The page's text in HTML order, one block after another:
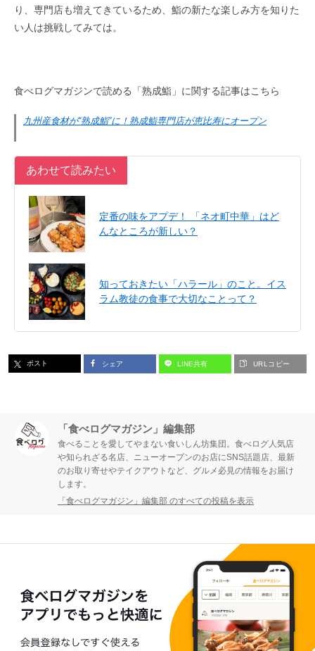
り、専門店も増えてきているため、鮨の新たな楽しみ方を知りた
い人は挑戦してみては。
食べログマガジンで読める「熟成鮨」に関する記事はこちら
九州産食材が“熟成鮨”に！熟成鮨専門店が恵比寿にオープン
あわせて読みたい
定番の味をアプデ！ 「ネオ町中華」はど
んなところが新しい？
知っておきたい「ハラール」のこと。イス
ラム教徒の食事で大切なことって？
ポスト シェア LINE共有 URLコピー
「食べログマガジン」編集部
食べることを愛してやまない食いしん坊集団。食べログ人気店
や知られざる名店、ニューオープンのお店にSNS話題店、最新
のお取り寄せやテイクアウトなど、グルメ必見の情報をお届け
します。
「食べログマガジン」編集部 のすべての投稿を表示